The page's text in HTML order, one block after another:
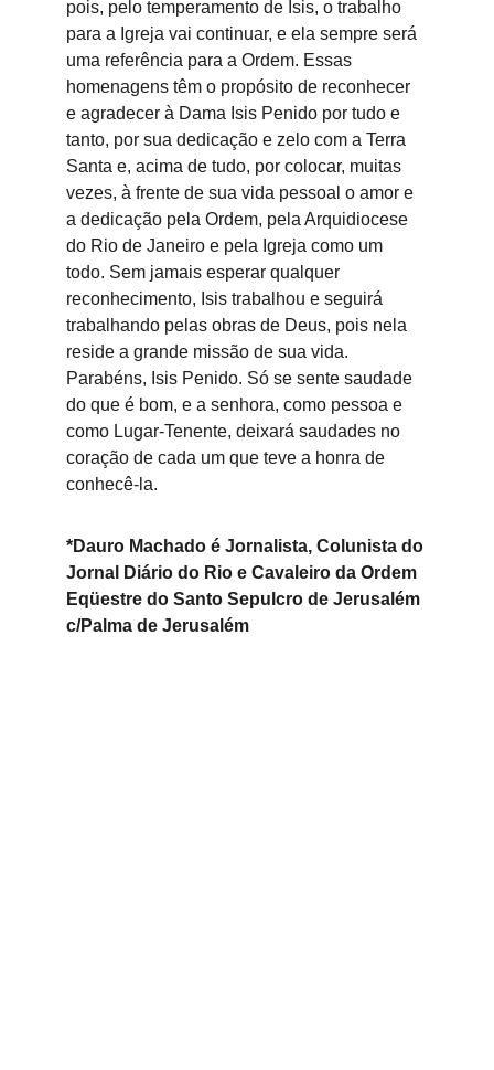
pois, pelo temperamento de Isis, o trabalho
para a Igreja vai continuar, e ela sempre será
uma referência para a Ordem. Essas
homenagens têm o propósito de reconhecer
e agradecer à Dama Isis Penido por tudo e
tanto, por sua dedicação e zelo com a Terra
Santa e, acima de tudo, por colocar, muitas
vezes, à frente de sua vida pessoal o amor e
a dedicação pela Ordem, pela Arquidiocese
do Rio de Janeiro e pela Igreja como um
todo. Sem jamais esperar qualquer
reconhecimento, Isis trabalhou e seguirá
trabalhando pelas obras de Deus, pois nela
reside a grande missão de sua vida.
Parabéns, Isis Penido. Só se sente saudade
do que é bom, e a senhora, como pessoa e
como Lugar-Tenente, deixará saudades no
coração de cada um que teve a honra de
conhecê-la.
*Dauro Machado é Jornalista, Colunista do
Jornal Diário do Rio e Cavaleiro da Ordem
Eqüestre do Santo Sepulcro de Jerusalém
c/Palma de Jerusalém